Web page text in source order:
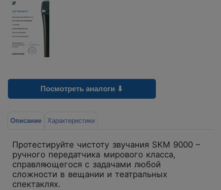
Посмотреть аналоги ⬇
Описание Характеристики
Протестируйте чистоту звучания SKM 9000 –
ручного передатчика мирового класса,
справляющегося с задачами любой
сложности в вещании и театральных
спектаклях.